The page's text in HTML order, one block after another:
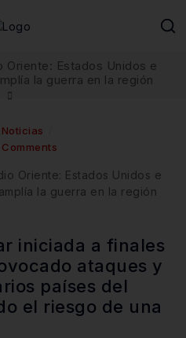
Estados Unidos e
la guerra en la región
Noticias
iniciada a finales
ataques y
países del
el riesgo de una